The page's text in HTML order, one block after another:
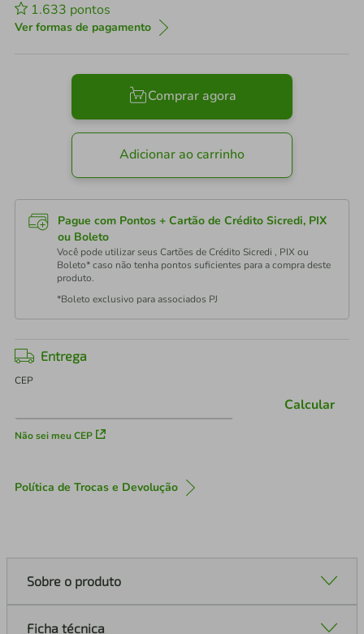
1.633 pontos
Ver formas de pagamento
Comprar agora
Adicionar ao carrinho
Pague com Pontos + Cartão de Crédito Sicredi, PIX
ou Boleto
Você pode utilizar seus Cartões de Crédito Sicredi , PIX ou
Boleto* caso não tenha pontos suficientes para a compra deste
produto.
*Boleto exclusivo para associados PJ
Entrega
CEP
Não sei meu CEP
Calcular
Política de Trocas e Devolução
Sobre o produto
Ficha técnica